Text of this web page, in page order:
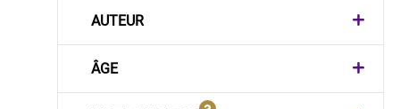
AUTEUR
ÂGE